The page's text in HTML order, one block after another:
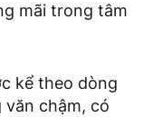
mãi trong tâm
kể theo dòng
chậm, có